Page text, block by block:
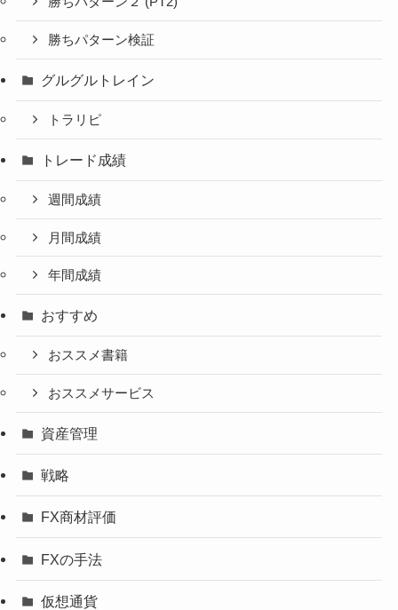
勝ちパターン検証
グルグルトレイン
トラリピ
トレード成績
週間成績
月間成績
年間成績
おすすめ
おススメ書籍
おススメサービス
資産管理
戦略
FX商材評価
FXの手法
仮想通貨